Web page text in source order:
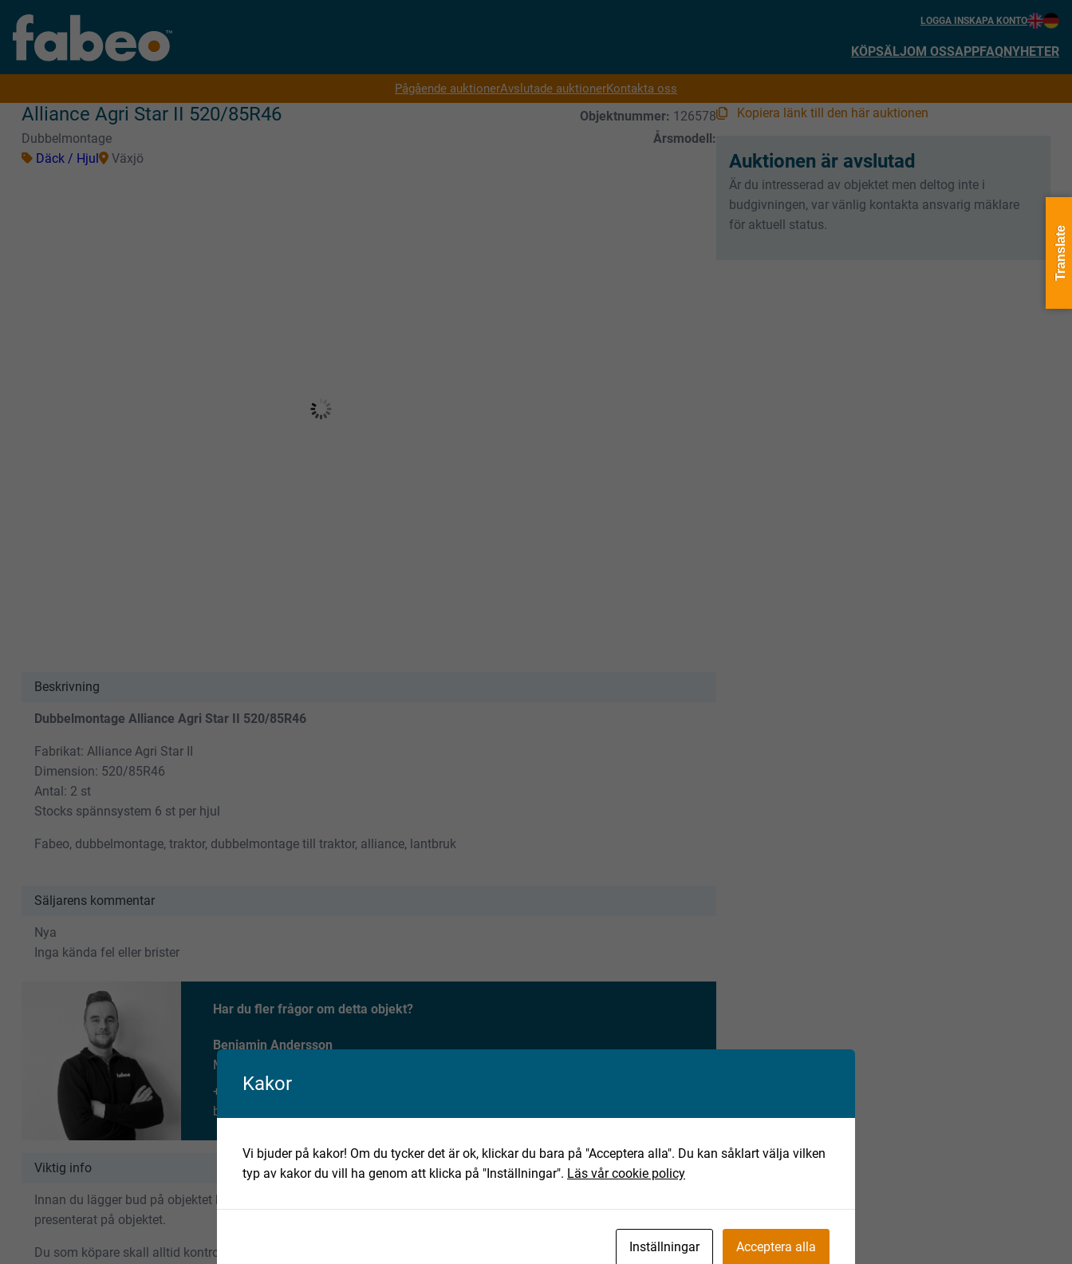
LOGGA INSKAPA KONTO
KÖPSÄLJOM OSSAPPFAQNYHETER
Pågående auktionerAvslutade auktionerKontakta oss
Alliance Agri Star II 520/85R46 Objektnummer: 126578
Dubbelmontage
Årsmodell:
Däck / Hjul
Växjö
Beskrivning
Dubbelmontage Alliance Agri Star II 520/85R46
Fabrikat: Alliance Agri Star II
Dimension: 520/85R46
Antal: 2 st
Stocks spännsystem 6 st per hjul
Fabeo, dubbelmontage, traktor, dubbelmontage till traktor, alliance, lantbruk
Säljarens kommentar
Nya
Inga kända fel eller brister
Har du fler frågor om detta objekt?
Benjamin Andersson
Maskinmäklare
+46 735 658 380
benjamin.andersson@fabeo.se
Viktig info
Innan du lägger bud på objektet bör du göra en egen granskning av det text-, bild- och filmmaterial som finns
presenterat på objektet.
Du som köpare skall alltid kontrollera objektet vid avhämtning. Eventuella anmärkningar härefter beaktas inte. Om
Kopiera länk till den här auktionen
Auktionen är avslutad
Är du intresserad av objektet men deltog inte i
budgivningen, var vänlig kontakta ansvarig mäklare
för aktuell status.
Kakor
Vi bjuder på kakor! Om du tycker det är ok, klickar du bara på "Acceptera alla". Du kan såklart välja vilken
typ av kakor du vill ha genom att klicka på "Inställningar". Läs vår cookie policy
Inställningar Acceptera alla
Translate